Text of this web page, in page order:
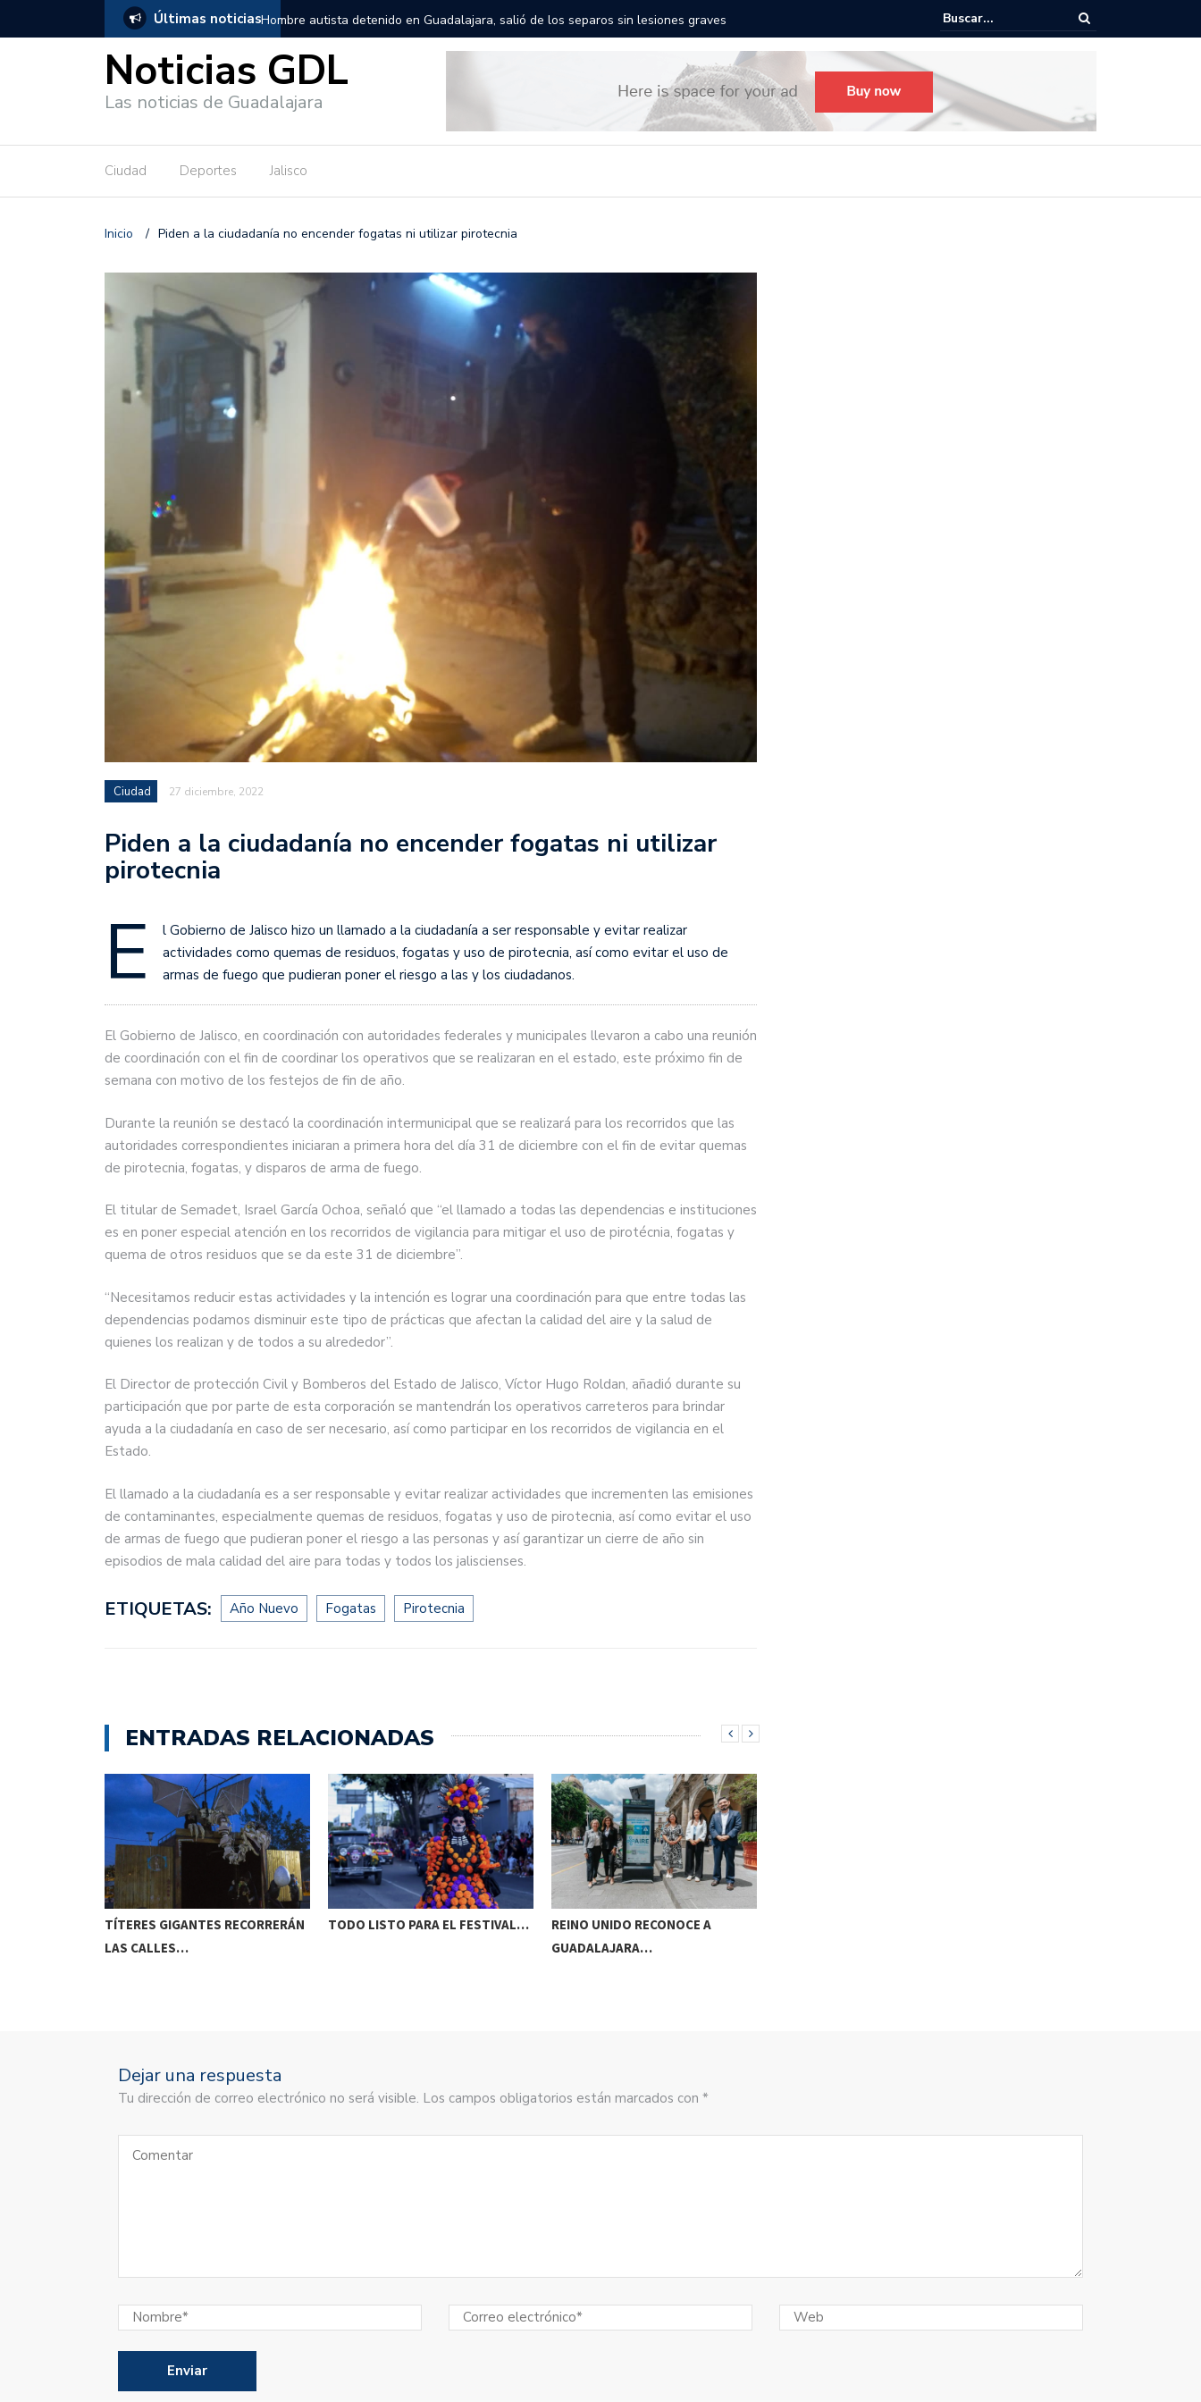
Últimas noticias
salió de los separos sin lesiones graves Títeres gigantes recorrerán las calles de Guadalajara: aparta la fecha Todo listo para el Festival Desfile Día de Muertos 2025 en Guadalajara
Noticias GDL
Las noticias de Guadalajara
Ciudad Deportes Jalisco
Inicio / Piden a la ciudadanía no encender fogatas ni utilizar pirotecnia
Ciudad 27 diciembre, 2022
Piden a la ciudadanía no encender fogatas ni utilizar
pirotecnia
E
l Gobierno de Jalisco hizo un llamado a la ciudadanía a ser responsable y evitar realizar
actividades como quemas de residuos, fogatas y uso de pirotecnia, así como evitar el uso de
armas de fuego que pudieran poner el riesgo a las y los ciudadanos.
El Gobierno de Jalisco, en coordinación con autoridades federales y municipales llevaron a cabo una reunión
de coordinación con el fin de coordinar los operativos que se realizaran en el estado, este próximo fin de
semana con motivo de los festejos de fin de año.
Durante la reunión se destacó la coordinación intermunicipal que se realizará para los recorridos que las
autoridades correspondientes iniciaran a primera hora del día 31 de diciembre con el fin de evitar quemas
de pirotecnia, fogatas, y disparos de arma de fuego.
El titular de Semadet, Israel García Ochoa, señaló que “el llamado a todas las dependencias e instituciones
es en poner especial atención en los recorridos de vigilancia para mitigar el uso de pirotécnia, fogatas y
quema de otros residuos que se da este 31 de diciembre”.
“Necesitamos reducir estas actividades y la intención es lograr una coordinación para que entre todas las
dependencias podamos disminuir este tipo de prácticas que afectan la calidad del aire y la salud de
quienes los realizan y de todos a su alrededor”.
El Director de protección Civil y Bomberos del Estado de Jalisco, Víctor Hugo Roldan, añadió durante su
participación que por parte de esta corporación se mantendrán los operativos carreteros para brindar
ayuda a la ciudadanía en caso de ser necesario, así como participar en los recorridos de vigilancia en el
Estado.
El llamado a la ciudadanía es a ser responsable y evitar realizar actividades que incrementen las emisiones
de contaminantes, especialmente quemas de residuos, fogatas y uso de pirotecnia, así como evitar el uso
de armas de fuego que pudieran poner el riesgo a las personas y así garantizar un cierre de año sin
episodios de mala calidad del aire para todas y todos los jaliscienses.
ETIQUETAS: Año Nuevo Fogatas Pirotecnia
ENTRADAS RELACIONADAS
TÍTERES GIGANTES RECORRERÁN
LAS CALLES…
TODO LISTO PARA EL FESTIVAL…
REINO UNIDO RECONOCE A
GUADALAJARA…
Dejar una respuesta
Tu dirección de correo electrónico no será visible. Los campos obligatorios están marcados con *